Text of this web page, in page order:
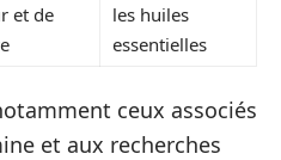
et de
les huiles
essentielles
ceux associés
et aux recherches